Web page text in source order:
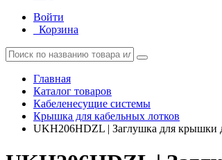
Войти
Корзина
Главная
Каталог товаров
Кабеленесущие системы
Крышка для кабельных лотков
UKH206HDZL | Заглушка для крышки